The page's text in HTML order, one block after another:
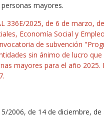
mayores.
336E/2025, de 6 de marzo,
Economía Social y
de subvención
sin ánimo de lucro que
mayores para el año 2025.
2006, de 14 de diciembre, de